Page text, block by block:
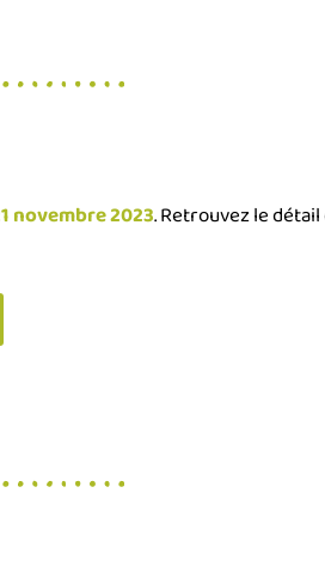
novembre 2023. Retrouvez le